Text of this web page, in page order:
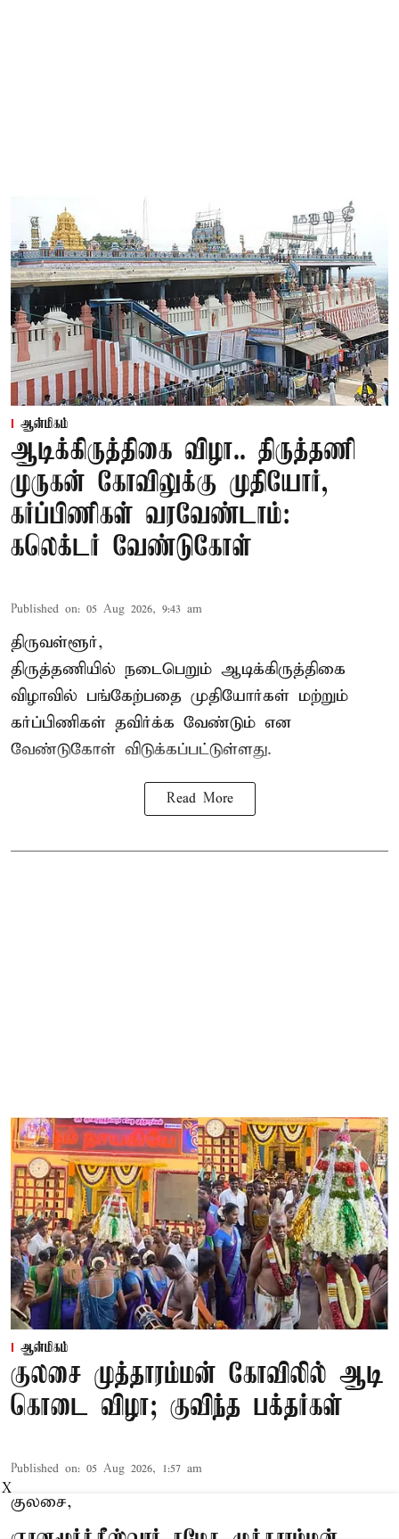
ஆன்மிகம்
ஆடிக்கிருத்திகை விழா.. திருத்தணி
முருகன் கோவிலுக்கு முதியோர்,
கர்ப்பிணிகள் வரவேண்டாம்:
கலெக்டர் வேண்டுகோள்
Published on: 05 Aug 2026, 9:43 am
திருவள்ளூர்,
திருத்தணியில் நடைபெறும் ஆடிக்கிருத்திகை
விழாவில் பங்கேற்பதை முதியோர்கள் மற்றும்
கர்ப்பிணிகள் தவிர்க்க வேண்டும் என
வேண்டுகோள் விடுக்கப்பட்டுள்ளது.
Read More
ஆன்மிகம்
குலசை முத்தாரம்மன் கோவிலில் ஆடி
கொடை விழா; குவிந்த பக்தர்கள்
Published on: 05 Aug 2026, 1:57 am
குலசை,
X